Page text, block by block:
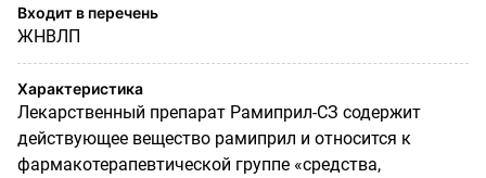
Входит в перечень
ЖНВЛП
Характеристика
Лекарственный препарат Рамиприл-СЗ содержит
действующее вещество рамиприл и относится к
фармакотерапевтической группе «средства,